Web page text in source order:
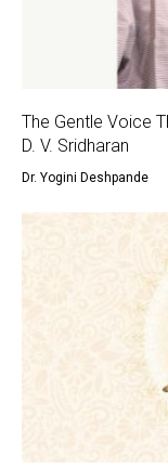
The Gentle Voice
D. V. Sridharan
Dr. Yogini Deshpande